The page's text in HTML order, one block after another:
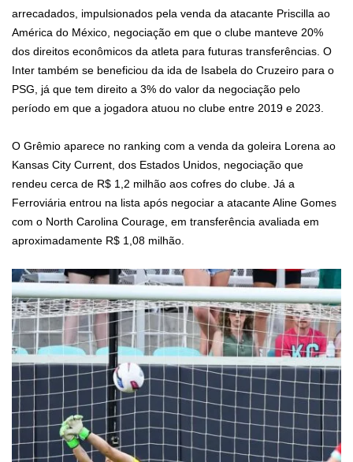
arrecadados, impulsionados pela venda da atacante Priscilla ao
América do México, negociação em que o clube manteve 20%
dos direitos econômicos da atleta para futuras transferências. O
Inter também se beneficiou da ida de Isabela do Cruzeiro para o
PSG, já que tem direito a 3% do valor da negociação pelo
período em que a jogadora atuou no clube entre 2019 e 2023.
O Grêmio aparece no ranking com a venda da goleira Lorena ao
Kansas City Current, dos Estados Unidos, negociação que
rendeu cerca de R$ 1,2 milhão aos cofres do clube. Já a
Ferroviária entrou na lista após negociar a atacante Aline Gomes
com o North Carolina Courage, em transferência avaliada em
aproximadamente R$ 1,08 milhão.